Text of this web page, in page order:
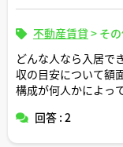
不動産賃貸 > そ
どんな人なら入居で
収の目安について額
構成が何人かによっ
回答 : 2